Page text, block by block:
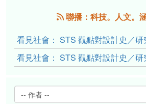
聯播：科技。人文。